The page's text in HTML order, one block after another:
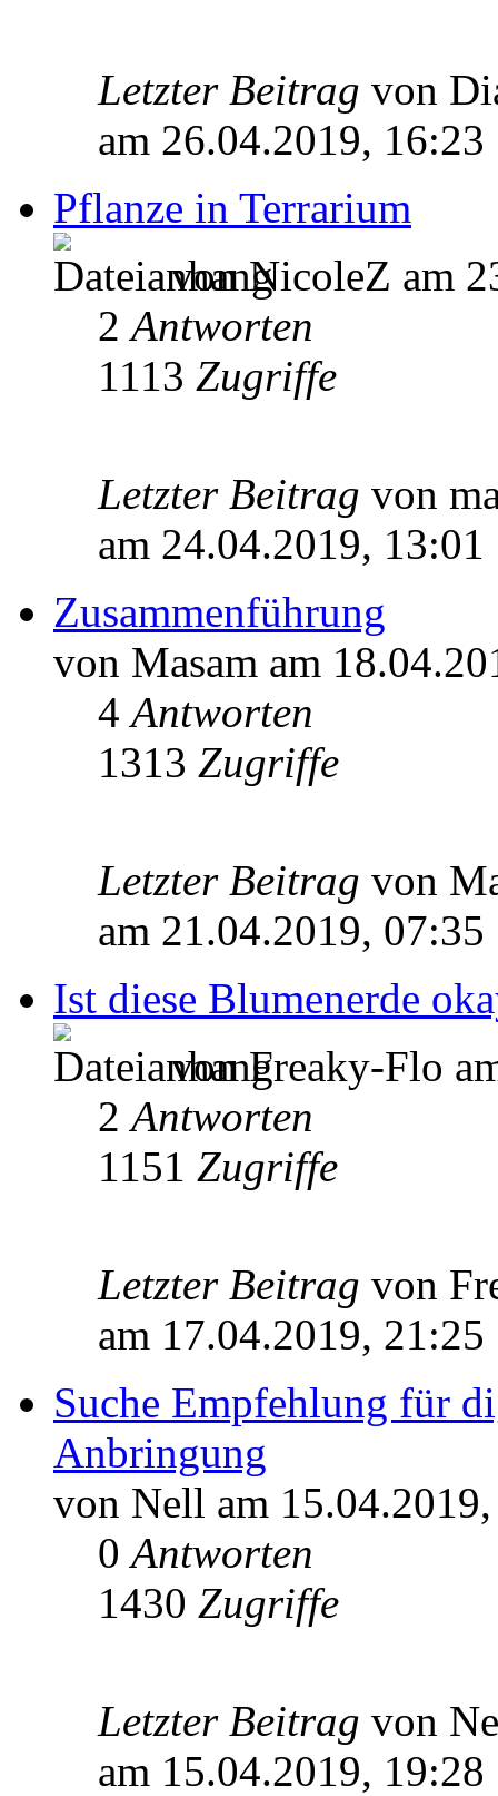
Letzter Beitrag von
am 26.04.2019, 16:23
Pflanze in Terrarium
von NicoleZ am
2Antworten
1113 Zugriffe
Letzter Beitrag von
am 24.04.2019, 13:01
Zusammenführung
von Masam am
4Antworten
1313 Zugriffe
Letzter Beitrag von
am 21.04.2019, 07:35
Ist diese Blumenerde
von Freaky-Flo
2Antworten
1151 Zugriffe
Letzter Beitrag von
am 17.04.2019, 21:25
Suche Empfehlung für
Anbringung
von Nell am
0Antworten
1430 Zugriffe
Letzter Beitrag von
am 15.04.2019, 19:28